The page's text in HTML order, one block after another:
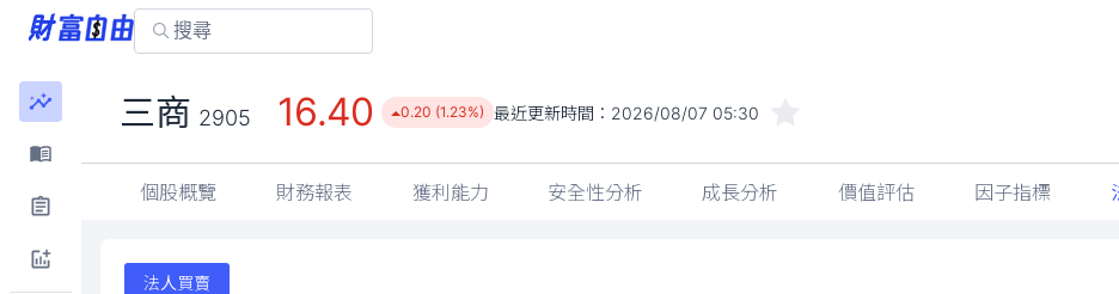
三商 2905 16.40 0.20 (1.23%) 最近更新時間： 2026/08/07 05:30
個股概覽 財務報表 獲利能力 安全性分析 成長分析 價值評估 因子指標
法人買賣